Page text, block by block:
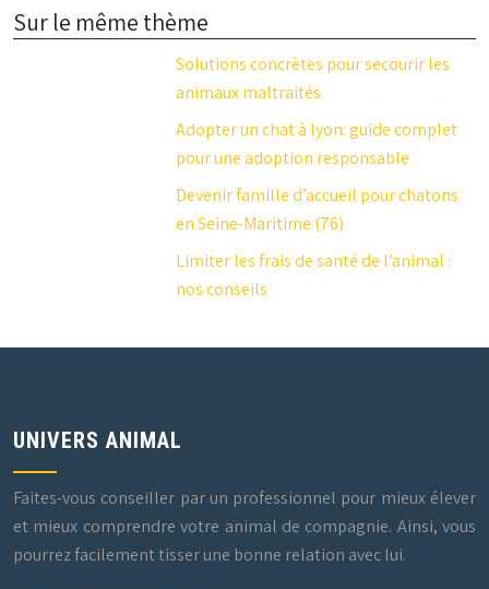
Sur le même thème
Solutions concrètes pour secourir les
animaux maltraités
Adopter un chat à lyon: guide complet
pour une adoption responsable
Devenir famille d’accueil pour chatons
en Seine-Maritime (76)
Limiter les frais de santé de l’animal :
nos conseils
UNIVERS ANIMAL
Faites-vous conseiller par un professionnel pour mieux élever
et mieux comprendre votre animal de compagnie. Ainsi, vous
pourrez facilement tisser une bonne relation avec lui.